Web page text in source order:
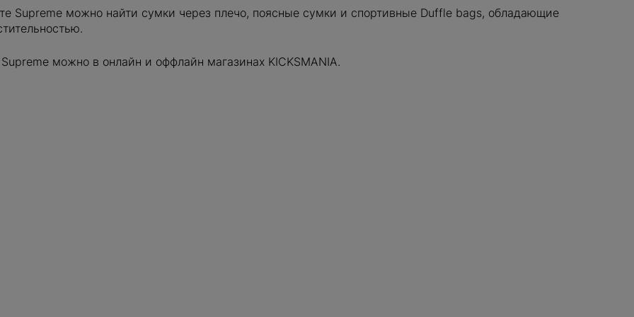
Supreme можно найти сумки через плечо, поясные сумки и спортивные Duffle bags, обладающие
можно в онлайн и оффлайн магазинах KICKSMANIA.В КОРЗИНУ